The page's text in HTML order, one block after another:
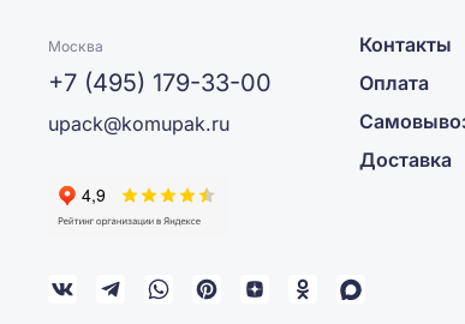
Москва
+7 (495) 179-33-00
upack@komupak.ru
Контакты
Оплата
Доставка